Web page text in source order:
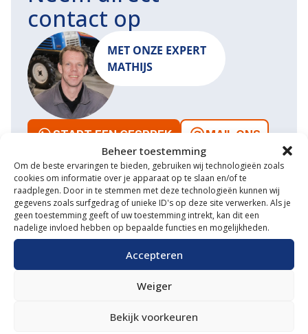
Beheer toestemming
Om de beste ervaringen te bieden, gebruiken wij technologieën zoals
cookies om informatie over je apparaat op te slaan en/of te
raadplegen. Door in te stemmen met deze technologieën kunnen wij
gegevens zoals surfgedrag of unieke ID's op deze site verwerken. Als je
geen toestemming geeft of uw toestemming intrekt, kan dit een
nadelige invloed hebben op bepaalde functies en mogelijkheden.
Accepteren
Weiger
Bekijk voorkeuren
contact op
MET ONZE EXPERT
MATHIJS
START EEN GESPREK MAIL ONS
Waarom VM Service
Uitgebreide showroom
Eigen transportservice
Gespecialiseerde werkplaats
Diverse aanbouwwerktuigen